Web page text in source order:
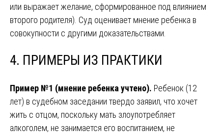
или выражает желание, сформированное под влиянием
второго родителя). Суд оценивает мнение ребенка в
совокупности с другими доказательствами.
4. ПРИМЕРЫ ИЗ ПРАКТИКИ
Пример №1 (мнение ребенка учтено). Ребенок (12
лет) в судебном заседании твердо заявил, что хочет
жить с отцом, поскольку мать злоупотребляет
алкоголем, не занимается его воспитанием, не